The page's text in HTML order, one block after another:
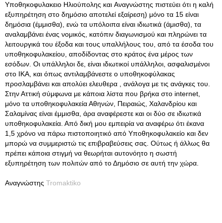
Υποθηκοφυλακειο Ηλιούπολης και Αναγνώστης πιστεύει ότι η καλή
εξυπηρέτηση στο δημόσιο αποτελεί εξαίρεση) μόνο τα 15 είναι
δημόσια (έμμισθα), ενώ τα υπόλοιπα είναι ιδιωτικά (άμισθα), τα
αναλαμβάνει ένας νομικός, κατόπιν διαγωνισμού και πληρώνει τα
λειτουργικά του έξοδα και τους υπαλλήλους του, από τα έσοδα του
υποθηκοφυλακείου, αποδίδοντας στο κράτος ένα μέρος των
εσόδων. Οι υπάλληλοι δε, είναι ιδιωτικοί υπάλληλοι, ασφαλισμένοι
στο ΙΚΑ, και όπως αντιλαμβάνεστε ο υποθηκοφύλακας
προσλαμβάνει και απολύει ελευθερα , ανάλογα με τις ανάγκες του.
Στην Αττική σύμφωνα με κάποια λίστα που βρήκα στο internet,
μόνο τα υποθηκοφυλακεία Αθηνών, Πειραιώς, Χαλανδρίου και
Σαλαμίνας είναι έμμισθα, άρα αναφέρεστε και οι δύο σε ιδιωτικά
υποθηκοφυλακεία. Από δική μου εμπειρία να αναφέρω ότι έκανα
1,5 χρόνο να πάρω πιστοποιητικό από Υποθηκοφυλακείο και δεν
μπορώ να συμμεριστώ τις επιβραβεύσεις σας. Ούτως ή άλλως θα
πρέπει κάποια στιγμή να θεωρήται αυτονόητο η σωστή
εξυπηρέτηση των πολιτών από το Δημόσιο σε αυτή την χώρα.
Αναγνώστης Tromaktiko